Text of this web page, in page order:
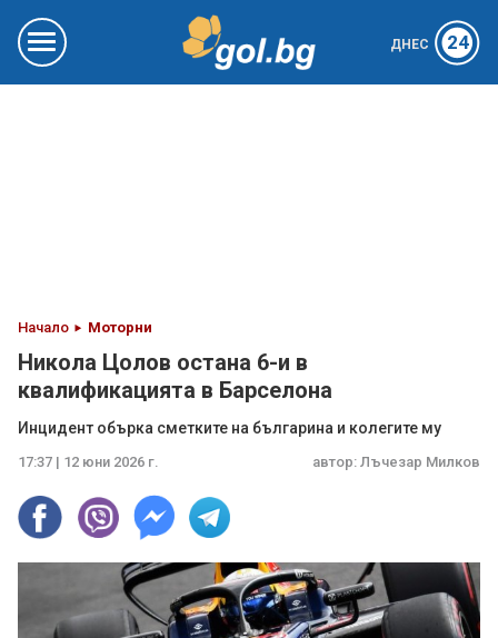
ДНЕС 24
Начало Моторни
Никола Цолов остана 6-и в
квалификацията в Барселона
Инцидент обърка сметките на българина и колегите му
17:37 | 12 юни 2026 г. автор: Лъчезар Милков